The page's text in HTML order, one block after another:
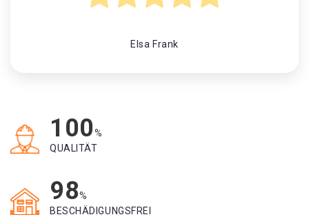
Elsa Frank
100%
QUALITÄT
98%
BESCHÄDIGUNGSFREI